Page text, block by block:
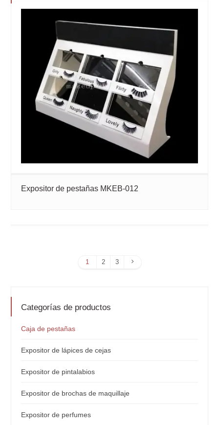
Expositor de pestañas MKEB-012
1 2 3
Página
Categorías de productos
Caja de pestañas
Expositor de lápices de cejas
Expositor de pintalabios
Expositor de brochas de maquillaje
Expositor de perfumes